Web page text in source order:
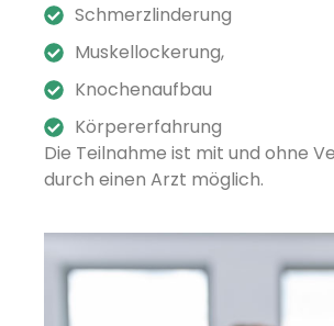
Schmerzlinderung
Muskellockerung,
Knochenaufbau
Körpererfahrung
Die Teilnahme ist mit und ohne
durch einen Arzt möglich.